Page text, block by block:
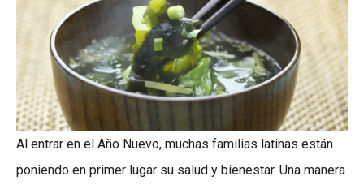
Al entrar en el Año Nuevo, muchas familias latinas están
poniendo en primer lugar su salud y bienestar. Una manera